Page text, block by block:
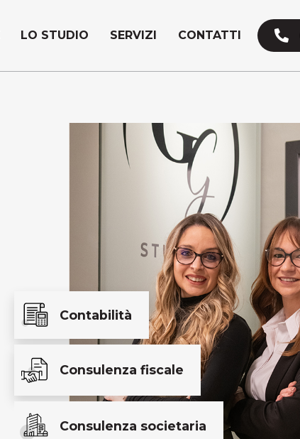
LO STUDIO SERVIZI CONTATTI
Contabilità
Consulenza fiscale
Consulenza societaria